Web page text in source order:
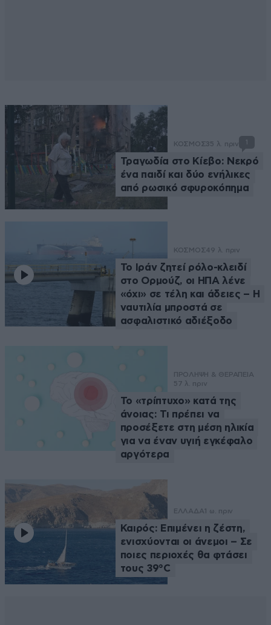
ΚΟΣΜΟΣ35 λ. πριν
Τραγωδία στο Κίεβο: Νεκρό
ένα παιδί και δύο ενήλικες
από ρωσικό σφυροκόπημα
ΚΟΣΜΟΣ49 λ. πριν
Το Ιράν ζητεί ρόλο-κλειδί
στο Ορμούζ, οι ΗΠΑ λένε
«όχι» σε τέλη και άδειες – Η
ναυτιλία μπροστά σε
ασφαλιστικό αδιέξοδο
ΠΡΟΛΗΨΗ & ΘΕΡΑΠΕΙΑ
57 λ. πριν
Το «τρίπτυχο» κατά της
άνοιας: Τι πρέπει να
προσέξετε στη μέση ηλικία
για να έναν υγιή εγκέφαλο
αργότερα
ΕΛΛΑΔΑ 1 ω. πριν
Καιρός: Επιμένει η ζέστη,
ενισχύονται οι άνεμοι – Σε
ποιες περιοχές θα φτάσει
τους 39°C